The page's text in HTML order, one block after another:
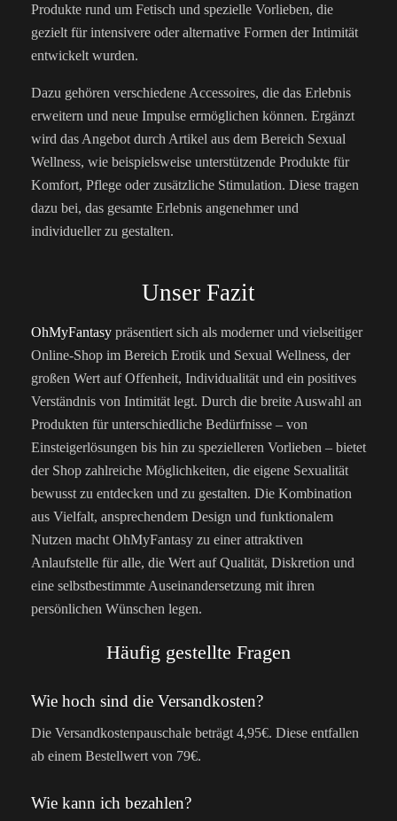
Produkte rund um Fetisch und spezielle Vorlieben, die
gezielt für intensivere oder alternative Formen der Intimität
entwickelt wurden.
Dazu gehören verschiedene Accessoires, die das Erlebnis
erweitern und neue Impulse ermöglichen können. Ergänzt
wird das Angebot durch Artikel aus dem Bereich Sexual
Wellness, wie beispielsweise unterstützende Produkte für
Komfort, Pflege oder zusätzliche Stimulation. Diese tragen
dazu bei, das gesamte Erlebnis angenehmer und
individueller zu gestalten.
Unser Fazit
OhMyFantasy präsentiert sich als moderner und vielseitiger
Online-Shop im Bereich Erotik und Sexual Wellness, der
großen Wert auf Offenheit, Individualität und ein positives
Verständnis von Intimität legt. Durch die breite Auswahl an
Produkten für unterschiedliche Bedürfnisse – von
Einsteigerlösungen bis hin zu spezielleren Vorlieben – bietet
der Shop zahlreiche Möglichkeiten, die eigene Sexualität
bewusst zu entdecken und zu gestalten. Die Kombination
aus Vielfalt, ansprechendem Design und funktionalem
Nutzen macht OhMyFantasy zu einer attraktiven
Anlaufstelle für alle, die Wert auf Qualität, Diskretion und
eine selbstbestimmte Auseinandersetzung mit ihren
persönlichen Wünschen legen.
Häufig gestellte Fragen
Wie hoch sind die Versandkosten?
Die Versandkostenpauschale beträgt 4,95€. Diese entfallen
ab einem Bestellwert von 79€.
Wie kann ich bezahlen?